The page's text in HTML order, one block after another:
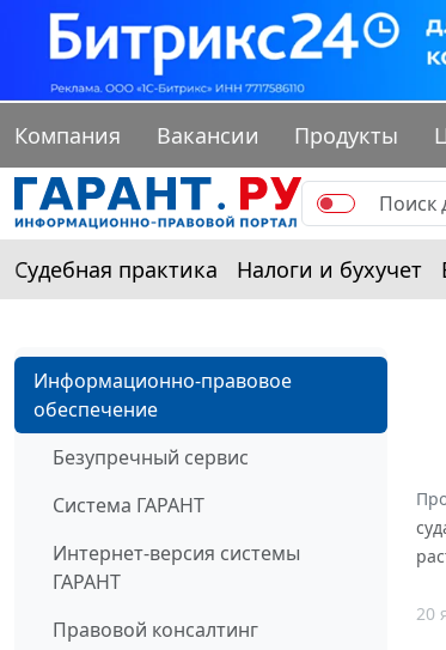
Компания Вакансии Продукты
Судебная практика Налоги и бухучет
Информационно-правовое
обеспечение
Безупречный сервис
Система ГАРАНТ
Интернет-версия системы
ГАРАНТ
Правовой консалтинг
20